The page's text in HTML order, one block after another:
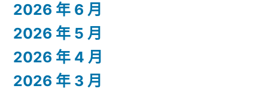
2026 年 6 月
2026 年 5 月
2026 年 4 月
2026 年 3 月